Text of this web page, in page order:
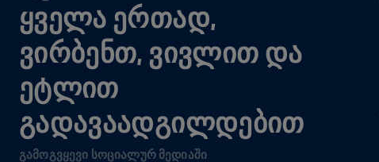
ᲧᲕᲔᲚᲐ ᲔᲠᲗᲐᲓ,
ᲕᲘᲠᲑᲔᲜᲗ, ᲕᲘᲕᲚᲘᲗ ᲓᲐ
ᲔᲢᲚᲘᲗ
ᲒᲐᲓᲐᲕᲐᲐᲓᲒᲘᲚᲓᲔᲑᲘᲗ
ᲒᲐᲛᲝᲒᲕᲧᲔᲕᲘ ᲡᲝᲪᲘᲐᲚᲣᲠ ᲛᲔᲓᲘᲐᲨᲘ